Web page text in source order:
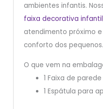
ambientes infantis.
faixa decorativa infantil
atendimento próximo
conforto dos pequenos.
O que vem na
1 Faixa de
1 Espátula para